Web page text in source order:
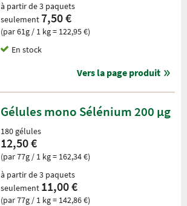
à partir de 3 paquets
seulement7,50 €
(par 61g / 1 kg = 122,95 €)
En stock
Vers la page produit
Gélules mono Sélénium 200 µg
180 gélules
12,50 €
(par 77g / 1 kg = 162,34 €)
à partir de 3 paquets
seulement 11,00 €
(par 77g / 1 kg = 142,86 €)